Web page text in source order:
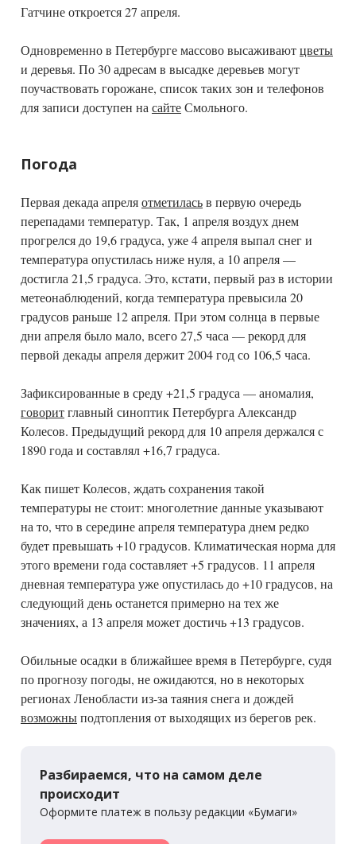
Гатчине откроется 27 апреля.
Одновременно в Петербурге массово высаживаютцветы
и деревья. По 30 адресам в высадке деревьев могут
поучаствовать горожане, список таких зон и телефонов
для записи доступен на сайтеСмольного.
Погода
Первая декада апреляотметиласьв первую очередь
перепадами температур. Так, 1 апреля воздух днем
прогрелся до 19,6 градуса, уже 4 апреля выпал снег и
температура опустилась ниже нуля, а 10 апреля —
достигла 21,5 градуса. Это, кстати, первый раз в истории
метеонаблюдений, когда температура превысила 20
градусов раньше 12 апреля. При этом солнца в первые
дни апреля было мало, всего 27,5 часа — рекорд для
первой декады апреля держит 2004 год со 106,5 часа.
Зафиксированные в среду +21,5 градуса — аномалия,
говоритглавный синоптик Петербурга Александр
Колесов. Предыдущий рекорд для 10 апреля держался с
1890 года и составлял +16,7 градуса.
Как пишет Колесов, ждать сохранения такой
температуры не стоит: многолетние данные указывают
на то, что в середине апреля температура днем редко
будет превышать +10 градусов. Климатическая норма для
этого времени года составляет +5 градусов. 11 апреля
дневная температура уже опустилась до +10 градусов, на
следующий день останется примерно на тех же
значениях, а 13 апреля может достичь +13 градусов.
Обильные осадки в ближайшее время в Петербурге, судя
по прогнозу погоды, не ожидаются, но в некоторых
регионах Ленобласти из-за таяния снега и дождей
возможныподтопления от выходящих из берегов рек.
Разбираемся, что на самом деле
происходит
Оформите платеж в пользу редакции «Бумаги»